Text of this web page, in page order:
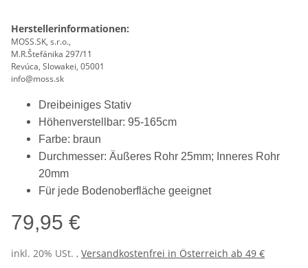
Herstellerinformationen:
MOSS.SK, s.r.o.,
M.R.Štefánika 297/11
Revúca, Slowakei, 05001
info@moss.sk
Dreibeiniges Stativ
Höhenverstellbar: 95-165cm
Farbe: braun
Durchmesser: Äußeres Rohr 25mm; Inneres Rohr
20mm
Für jede Bodenoberfläche geeignet
79,95 €
inkl. 20% USt. , Versandkostenfrei in Österreich ab 49 €